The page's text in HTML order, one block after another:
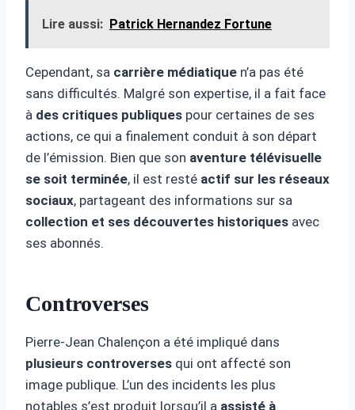
Lire aussi: Patrick Hernandez Fortune
Cependant, sa carrière médiatique n’a pas été
sans difficultés. Malgré son expertise, il a fait face
à des critiques publiques pour certaines de ses
actions, ce qui a finalement conduit à son départ
de l’émission. Bien que son aventure télévisuelle
se soit terminée, il est resté actif sur les réseaux
sociaux, partageant des informations sur sa
collection et ses découvertes historiques avec
ses abonnés.
Controverses
Pierre-Jean Chalençon a été impliqué dans
plusieurs controverses qui ont affecté son
image publique. L’un des incidents les plus
notables s’est produit lorsqu’il a assisté à